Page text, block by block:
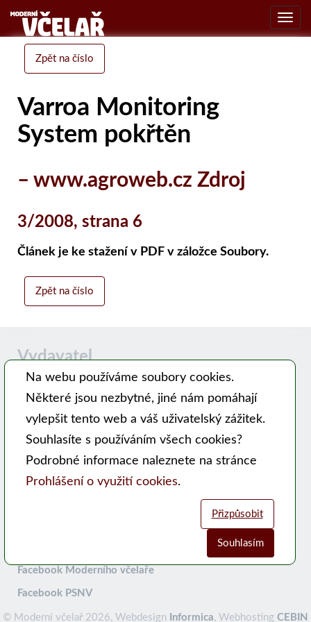
Zpět na číslo
Varroa Monitoring
System pokřtěn
– www.agroweb.cz Zdroj
3/2008, strana 6
Článek je ke stažení v PDF v záložce Soubory.
Zpět na číslo
Vydavatel
Časopis MODERNÍ VČELAŘ vydává PSNV-CZ:
Pracovní společnost nástavkových včelařů CZ, z. s.
Hlavní 99, 753 56 Opatovice
Kontakty
Facebook Moderního včelaře
Facebook PSNV
© Moderní včelař 2026, Webdesign Informica, Webhosting CEBIN
Na webu používáme soubory cookies.
Některé jsou nezbytné, jiné nám pomáhají
vylepšit tento web a váš uživatelský zážitek.
Souhlasíte s používáním všech cookies?
Podrobné informace naleznete na stránce
Prohlášení o využití cookies.
Přizpůsobit
Souhlasím
Funkční cookies (vždy aktivní)
Jsou vyžadovány pro správnou funkčnost webu. Bez těchto cookies
nemusí web fungovat správně. Ve výchozím nastavení jsou povoleny a
Analytické cookies
Umožňují nám sbírat data o návštěvnosti webových stránek za účelem
zlepšení poskytovaných služeb. Neslouží k marketingových účelům.